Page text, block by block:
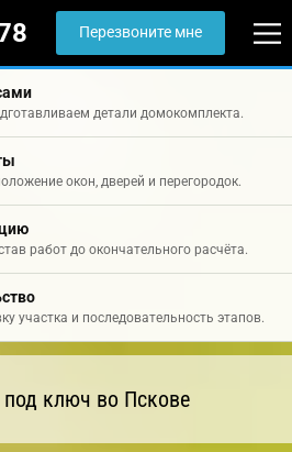
Перезвоните мне
детали домокомплекта.
окон, дверей и перегородок.
работ до окончательного расчёта.
участка и последовательность этапов.
ключ во Пскове